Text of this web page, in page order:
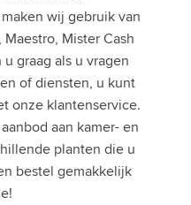
wij gebruik van
Mister Cash
graag als u vragen
of diensten, u kunt
onze klantenservice.
aan kamer- en
planten die u
bestel gemakkelijk